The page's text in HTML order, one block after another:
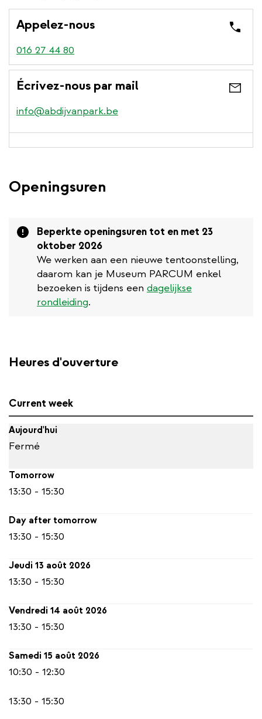
Appelez-nous
016 27 44 80
Écrivez-nous par mail
info@abdijvanpark.be
Openingsuren
Attention
Beperkte openingsuren tot en met 23
oktober 2026
We werken aan een nieuwe tentoonstelling,
daarom kan je Museum PARCUM enkel
bezoeken is tijdens een dagelijkse
rondleiding.
Heures d'ouverture
Current week
Aujourd'hui
Fermé
Tomorrow
13:30 - 15:30
Day after tomorrow
13:30 - 15:30
Jeudi 13 août 2026
13:30 - 15:30
Vendredi 14 août 2026
13:30 - 15:30
Samedi 15 août 2026
10:30 - 12:30
13:30 - 15:30